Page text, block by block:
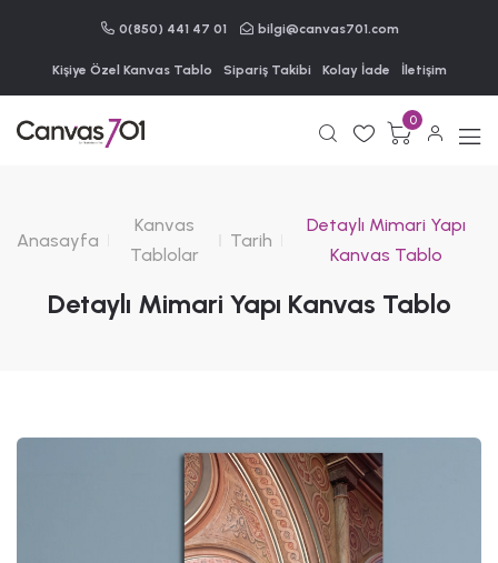
0(850) 441 47 01 bilgi@canvas701.com
Kişiye Özel Kanvas Tablo Sipariş Takibi Kolay İade İletişim
0
Anasayfa
Kanvas
Tablolar
Tarih
Detaylı Mimari Yapı
Kanvas Tablo
Detaylı Mimari Yapı Kanvas Tablo